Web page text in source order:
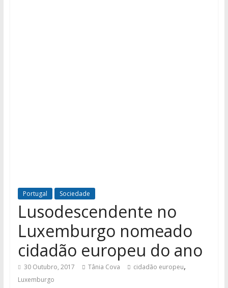
Portugal Sociedade
Lusodescendente no
Luxemburgo nomeado
cidadão europeu do ano
30 Outubro, 2017 Tânia Cova cidadão europeu,
Luxemburgo